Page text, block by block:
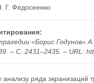
Г. Федосеенко
«Борис Годунов»
– С. 2431–2435. – URL:
ряда экранизаций